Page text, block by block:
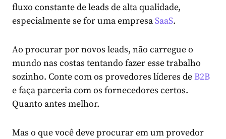
fluxo constante de leads de alta qualidade,
especialmente se for uma empresaSaaS.
Ao procurar por novos leads, não carregue o
mundo nas costas tentando fazer esse trabalho
sozinho. Conte com os provedores líderes deB2B
e faça parceria com os fornecedores certos.
Quanto antes melhor.
Mas o que você deve procurar em um provedor